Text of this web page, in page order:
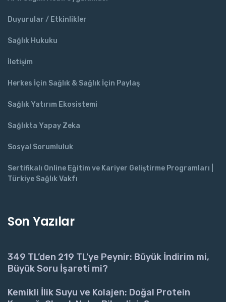
Duyurular / Etkinlikler
Sağlık Hukuku
İletişim
Herkes İçin Sağlık & Sağlık İçin Paylaş
Sağlık Yatırım Ekosistemi
Sağlıkta Yapay Zeka
Sosyal Sorumluluk
Sertifikalı Online Eğitim ve Kariyer Geliştirme Programları |
Türkiye Sağlık Vakfı
Son Yazılar
349 TL’den 219 TL’ye Peynir: Büyük İndirim mi,
Büyük Soru İşareti mi?
Kemikli İlik Suyu ve Kolajen: Doğal Protein